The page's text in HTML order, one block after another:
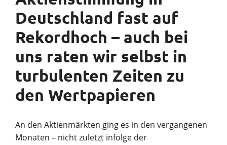
Finanzvorsorge
Vollmachtsplanung
Sachversicherung
Sparen
Unternehmen
Deutschland fast auf
Rekordhoch – auch bei
uns raten wir selbst in
turbulenten Zeiten zu
den Wertpapieren
An den Aktienmärkten ging es in den vergangenen
Monaten – nicht zuletzt infolge der